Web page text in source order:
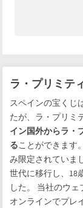
ラ・プリミテ
スペインの宝くじ
たが、ラ・プリミ
イン国外からラ・
ることができます
み限定されていま
世代に移行し、18
した。 当社のウ
オンラインでプレ